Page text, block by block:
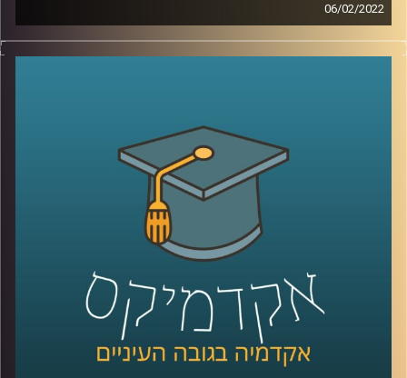
06/02/2022
לפעמים אם מתעמקים בסיפור על אדם אחד (או במקרה הזה
להקה אחת) יכולים לראות דרכו סיפור גדול הרבה יותר. סיפור
אז איך פרוייקט סטודנטיאלי שהוקם ב-2008 והיה אמור להיות
פרוייקט זמני (ללילה אחד) עדייין תופס כותרות בתקשורת
הערבית ובכל העולם?
האזינו להמשך השיחה שקיימתי עם איבון סאבא מרצת הקורס
יסודות הרדיו, חוקרת את התפתחות מוזיקת האינדי הערבית,
מגישת התכנית ערביט בכאן88.
לשיחה עם איבון סאבא על הקשר בין שירותי סטרימינג ורדיו –